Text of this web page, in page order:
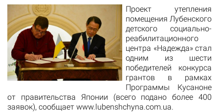
Проект утепления
помещения Лубенского
детского социально-
реабилитационного
центра «Надежда» стал
одним из шести
победителей конкурса
грантов в рамках
Программы Кусаноне
от правительства Японии (всего подано более 400
заявок), сообщает www.lubenshchyna.com.ua.